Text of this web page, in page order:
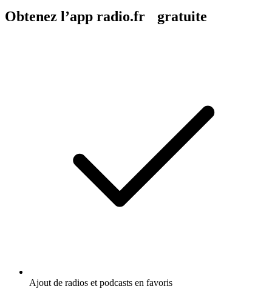
Obtenez l’app radio.fr gratuite
Ajout de radios et podcasts en favoris